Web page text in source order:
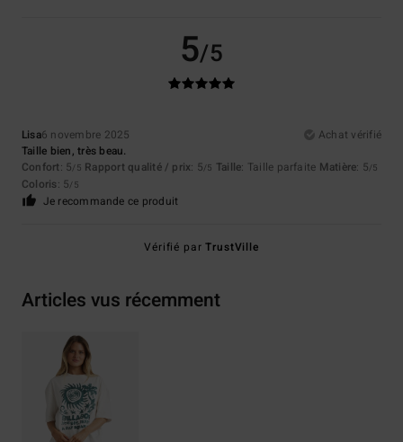
5/5
Lisa6 novembre 2025
Achat vérifié
Taille bien, très beau.
Confort: 5/5 Rapport qualité / prix: 5/5 Taille: Taille parfaite Matière: 5/5
Coloris: 5/5
Je recommande ce produit
Vérifié parTrustVille
Articles vus récemment